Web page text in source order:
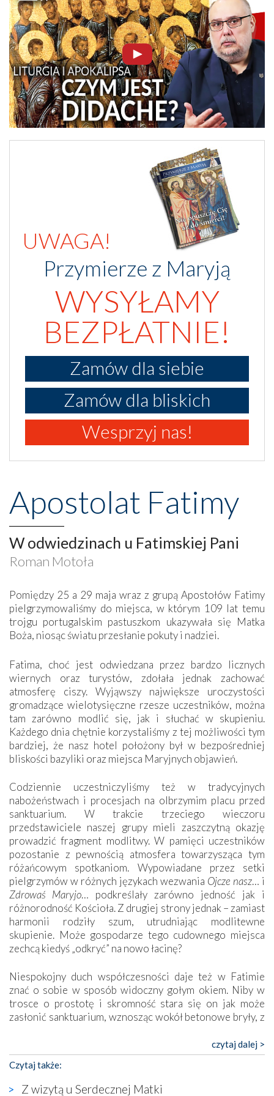
UWAGA!
Przymierze z Maryją
WYSYŁAMY
BEZPŁATNIE!
Zamów dla siebie
Zamów dla bliskich
Wesprzyj nas!
Apostolat Fatimy
W odwiedzinach u Fatimskiej Pani
Roman Motoła
Pomiędzy 25 a 29 maja wraz z grupą Apostołów Fatimy
pielgrzymowaliśmy do miejsca, w którym 109 lat temu
trojgu portugalskim pastuszkom ukazywała się Matka
Boża, niosąc światu przesłanie pokuty i nadziei.
Fatima, choć jest odwiedzana przez bardzo licznych
wiernych oraz turystów, zdołała jednak zachować
atmosferę ciszy. Wyjąwszy największe uroczystości
gromadzące wielotysięczne rzesze uczestników, można
tam zarówno modlić się, jak i słuchać w skupieniu.
Każdego dnia chętnie korzystaliśmy z tej możliwości tym
bardziej, że nasz hotel położony był w bezpośredniej
bliskości bazyliki oraz miejsca Maryjnych objawień.
Codziennie uczestniczyliśmy też w tradycyjnych
nabożeństwach i procesjach na olbrzymim placu przed
sanktuarium. W trakcie trzeciego wieczoru
przedstawiciele naszej grupy mieli zaszczytną okazję
prowadzić fragment modlitwy. W pamięci uczestników
pozostanie z pewnością atmosfera towarzysząca tym
różańcowym spotkaniom. Wypowiadane przez setki
pielgrzymów w różnych językach wezwania Ojcze nasz… i
Zdrowaś Maryjo… podkreślały zarówno jedność jak i
różnorodność Kościoła. Z drugiej strony jednak – zamiast
harmonii rodziły szum, utrudniając modlitewne
skupienie. Może gospodarze tego cudownego miejsca
zechcą kiedyś „odkryć” na nowo łacinę?
Niespokojny duch współczesności daje też w Fatimie
znać o sobie w sposób widoczny gołym okiem. Niby w
trosce o prostotę i skromność stara się on jak może
zasłonić sanktuarium, wznosząc wokół betonowe bryły, z
katolickiego kultu. Tylko co wspólnego z żywą,
autentyczną wiarą mogą mieć płaskie, szare bunkry albo
kaplice, w których Tabernakulum przypomina bardziej
skrzynkę na narzędzia? Albo co powiedzieć o ustawionym
czytaj dalej >
Czytaj także:
Z wizytą u Serdecznej Matki